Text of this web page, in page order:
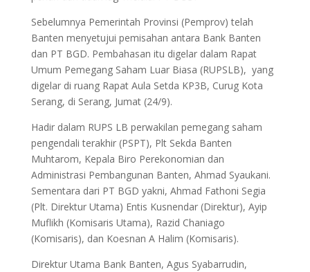
Sebelumnya Pemerintah Provinsi (Pemprov) telah
Banten menyetujui pemisahan antara Bank Banten
dan PT BGD. Pembahasan itu digelar dalam Rapat
Umum Pemegang Saham Luar Biasa (RUPSLB), yang
digelar di ruang Rapat Aula Setda KP3B, Curug Kota
Serang, di Serang, Jumat (24/9).
Hadir dalam RUPS LB perwakilan pemegang saham
pengendali terakhir (PSPT), Plt Sekda Banten
Muhtarom, Kepala Biro Perekonomian dan
Administrasi Pembangunan Banten, Ahmad Syaukani.
Sementara dari PT BGD yakni, Ahmad Fathoni Segia
(Plt. Direktur Utama) Entis Kusnendar (Direktur), Ayip
Muflikh (Komisaris Utama), Razid Chaniago
(Komisaris), dan Koesnan A Halim (Komisaris).
Direktur Utama Bank Banten, Agus Syabarrudin,